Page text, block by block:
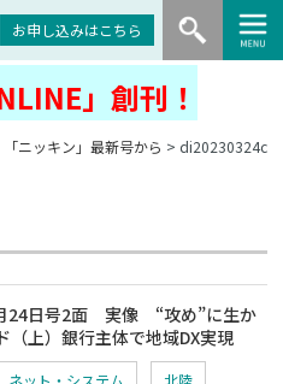
お申し込みはこちら
」創刊！
「ニッキン」最新号から > di20230324c
24日号2面 実像 “攻め”に生か
（上）銀行主体で地域DX実現
ネット・システム 北陸